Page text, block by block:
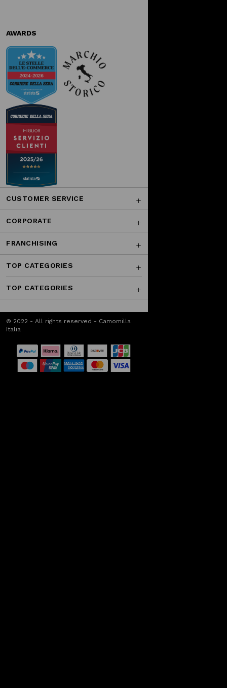
AWARDS
CUSTOMER SERVICE
CORPORATE
FRANCHISING
TOP CATEGORIES
TOP CATEGORIES
© 2022 - All rights reserved - Camomilla
Italia